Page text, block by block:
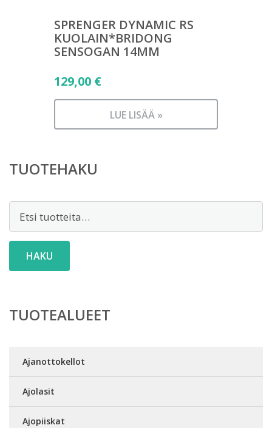
SPRENGER DYNAMIC RS
KUOLAIN*BRIDONG
SENSOGAN 14MM
129,00 €
LUE LISÄÄ »
TUOTEHAKU
HAKU
TUOTEALUEET
Ajanottokellot
Ajolasit
Ajopiiskat